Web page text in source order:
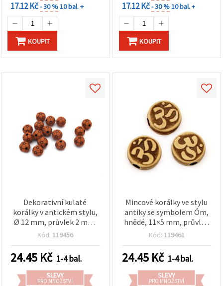
17.12 Kč- 30 %10 bal. +
KOUPIT
17.12 Kč- 30 %10 bal. +
KOUPIT
Dekorativní kulaté
korálky v antickém stylu,
Ø 12 mm, průvlek 2 mm,
hnědé – 50 g (~46 ks)
Kód: 119456
24.45 Kč 1-4 bal.
SLEVY
PRO MNOŽSTVÍ
Mincové korálky ve stylu
antiky se symbolem Óm,
hnědé, 11×5 mm, průvlek
2,5 mm – 50 g (~120 ks)
Kód: 119461
24.45 Kč 1-4 bal.
SLEVY
PRO MNOŽSTVÍ